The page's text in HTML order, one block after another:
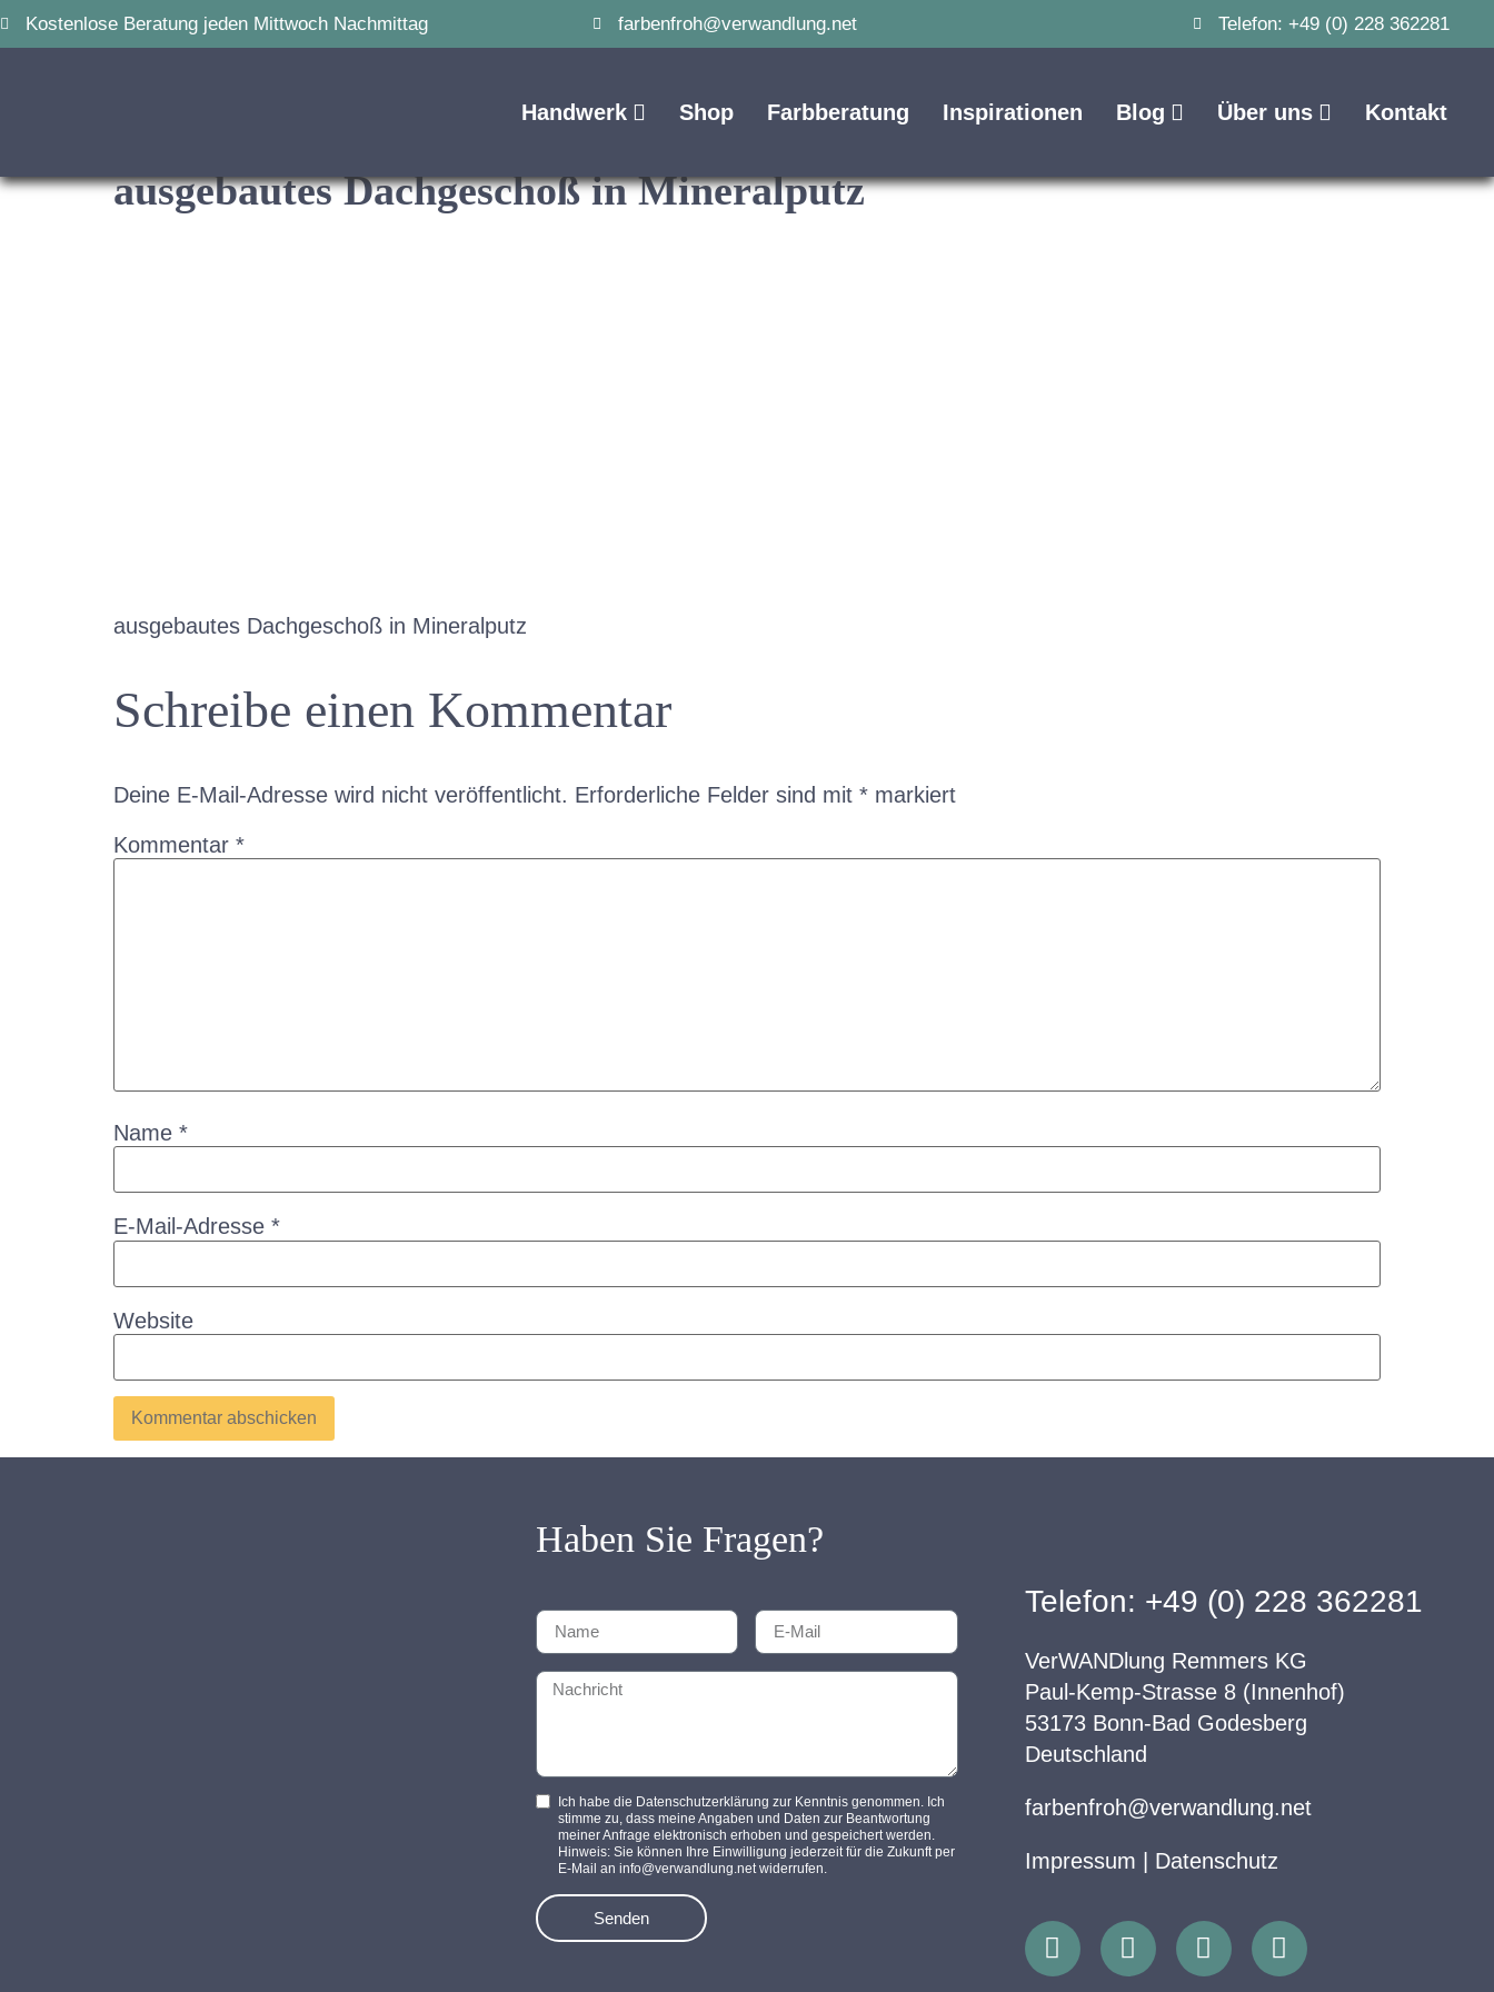
Kostenlose Beratung jeden Mittwoch Nachmittag farbenfroh@verwandlung.net Telefon: +49 (0) 228 362281
Handwerk Shop Farbberatung Inspirationen Blog Über uns Kontakt
ausgebautes Dachgeschoß in Mineralputz
ausgebautes Dachgeschoß in Mineralputz
Schreibe einen Kommentar
Deine E-Mail-Adresse wird nicht veröffentlicht. Erforderliche Felder sind mit * markiert
Kommentar *
Name *
E-Mail-Adresse *
Website
Haben Sie Fragen?
Ich habe die Datenschutzerklärung zur Kenntnis genommen. Ich
stimme zu, dass meine Angaben und Daten zur Beantwortung
meiner Anfrage elektronisch erhoben und gespeichert werden.
Hinweis: Sie können Ihre Einwilligung jederzeit für die Zukunft per
E-Mail an info@verwandlung.net widerrufen.
Senden
Telefon: +49 (0) 228 362281
VerWANDlung Remmers KG
Paul-Kemp-Strasse 8 (Innenhof)
53173 Bonn-Bad Godesberg
Deutschland
farbenfroh@verwandlung.net
Impressum Datenschutz